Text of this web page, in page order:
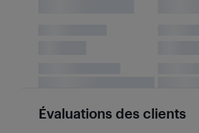
Évaluations des clients